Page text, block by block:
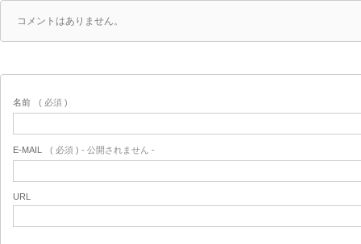
コメントはありません。
名前 ( 必須 )
E-MAIL ( 必須 ) - 公開されません -
URL